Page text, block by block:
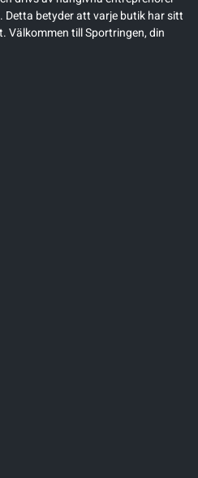
betyder att varje butik har sitt
till Sportringen, din